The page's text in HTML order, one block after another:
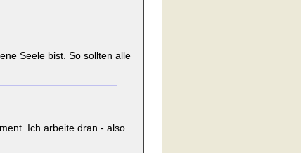
Seele bist. So sollten alle
Ich arbeite dran - also